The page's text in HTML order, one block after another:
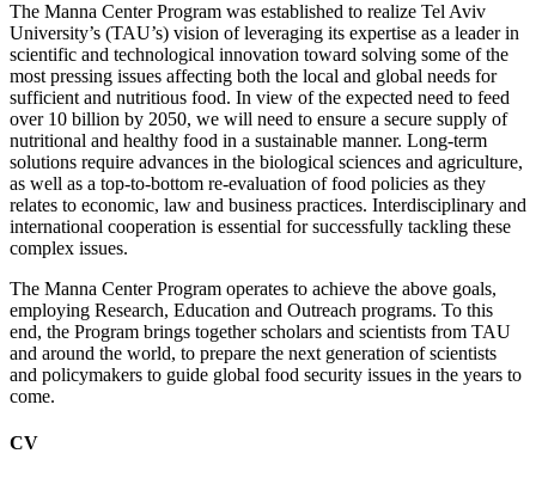
The Manna Center Program was established to realize Tel Aviv
University’s (TAU’s) vision of leveraging its expertise as a leader in
scientific and technological innovation toward solving some of the
most pressing issues affecting both the local and global needs for
sufficient and nutritious food. In view of the expected need to feed
over 10 billion by 2050, we will need to ensure a secure supply of
nutritional and healthy food in a sustainable manner. Long-term
solutions require advances in the biological sciences and agriculture,
as well as a top-to-bottom re-evaluation of food policies as they
relates to economic, law and business practices. Interdisciplinary and
international cooperation is essential for successfully tackling these
complex issues.
The Manna Center Program operates to achieve the above goals,
employing Research, Education and Outreach programs. To this
end, the Program brings together scholars and scientists from TAU
and around the world, to prepare the next generation of scientists
and policymakers to guide global food security issues in the years to
come.
CV